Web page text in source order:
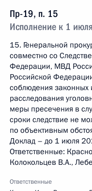
Пр-19, п. 15
Исполнение к 1
15. Генеральной
совместно со
Федерации, МВД
Российской
соблюдения законных
расследования
меры пресечения в
сроки следствие не
по объективным
Доклад – до 1 июля
Ответственные:
Колокольцев В.А.,
Ответственные